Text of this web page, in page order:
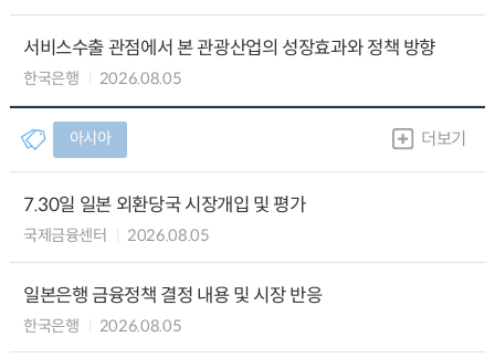
서비스수출 관점에서 본 관광산업의 성장효과와 정책 방향
한국은행 2026.08.05
아시아 더보기
7.30일 일본 외환당국 시장개입 및 평가
국제금융센터 2026.08.05
일본은행 금융정책 결정 내용 및 시장 반응
한국은행 2026.08.05